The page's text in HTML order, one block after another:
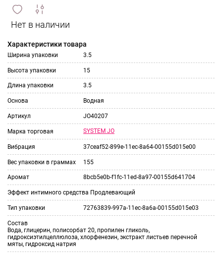
и
сравнить
ИЗБРАННОЕ
Характеристики товара
Ширина упаковки 3.5
Высота упаковки 15
Длина упаковки 3.5
Основа Водная
Артикул JO40207
Марка торговая SYSTEM JO
Вибрация 37ceaf52-899e-11ec-8a64-00155d015e00
Вес упаковки в граммах 155
Аромат 8bcb5e0b-f1fc-11ed-8a97-00155d641704
Эффект интимного средства Продлевающий
Тип упаковки 72763839-997a-11ec-8a6a-00155d015e03
Состав
Вода, глицерин, полисорбат 20, пропилен гликоль,
гидроксиэтилцеллюлоза, хлорфенезин, экстракт листьев перечной
мяты, гидроксид натрия